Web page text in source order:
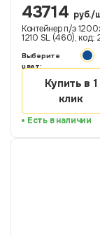
43714 руб./
Контейнер п/э
1210 SL (460),
Выберите
цвет:
Купить в 1
клик
Есть в наличии